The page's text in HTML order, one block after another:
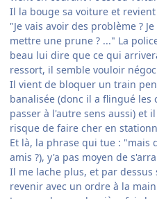
Il la bouge sa voiture et
"Je vais avoir des problème ?
mettre une prune ? ..." La
beau lui dire que ce qui
ressort, il semble vouloir
Il vient de bloquer un train
banalisée (donc il a flingué
passer à l'autre sens aussi) et
risque de faire cher en
Et là, la phrase qui tue : "mais
amis ?), y'a pas moyen de
Il me lache plus, et par dessus
revenir avec un ordre à la